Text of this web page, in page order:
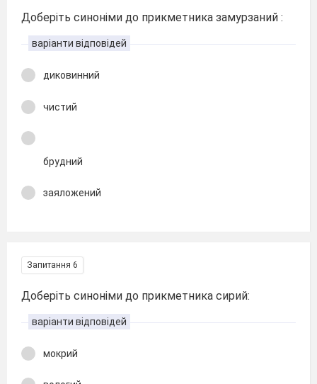
Доберіть синоніми до прикметника замурзаний :
варіанти відповідей
диковинний
чистий
брудний
заяложений
Запитання 6
Доберіть синоніми до прикметника сирий:
варіанти відповідей
мокрий